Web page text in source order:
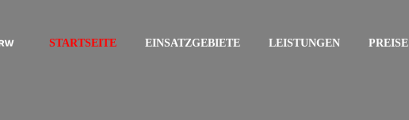
STARTSEITE EINSATZGEBIETE LEISTUNGEN PREISE